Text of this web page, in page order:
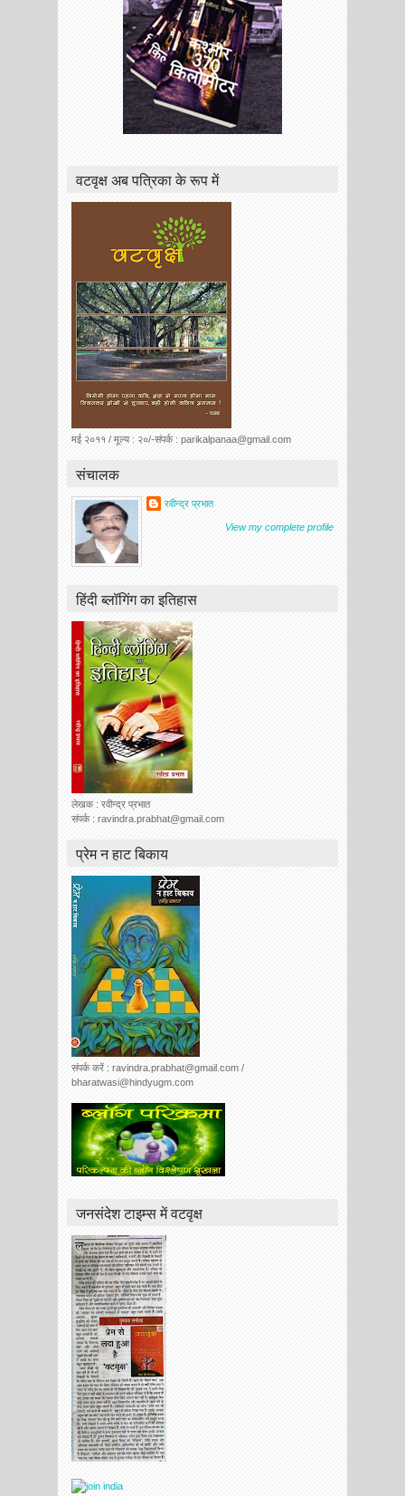
वटवृक्ष अब पत्रिका के रूप में
मई २०११ / मूल्य : २०/-संपर्क : parikalpanaa@gmail.com
संचालक
रवीन्द्र प्रभात
View my complete profile
हिंदी ब्लॉगिंग का इतिहास
लेखक : रवीन्द्र प्रभात
संपर्क : ravindra.prabhat@gmail.com
प्रेम न हाट बिकाय
संपर्क करें : ravindra.prabhat@gmail.com /
bharatwasi@hindyugm.com
जनसंदेश टाइम्स में वटवृक्ष